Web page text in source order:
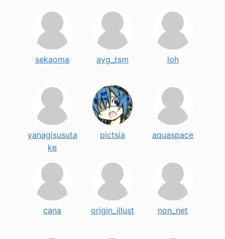
sekaoma ayg_tsm loh
yanagisusuta
ke
pictsia aquaspace
cana origin_illust non_net